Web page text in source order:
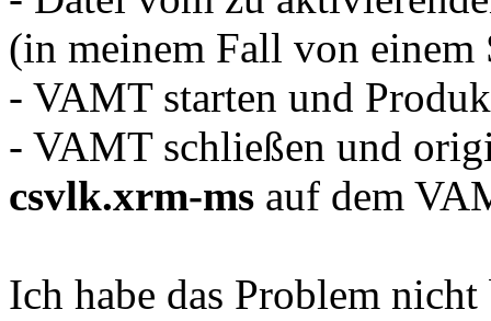
(in meinem Fall von einem
- VAMT starten und
- VAMT schließen und
csvlk.xrm-ms auf dem
Ich habe das Problem